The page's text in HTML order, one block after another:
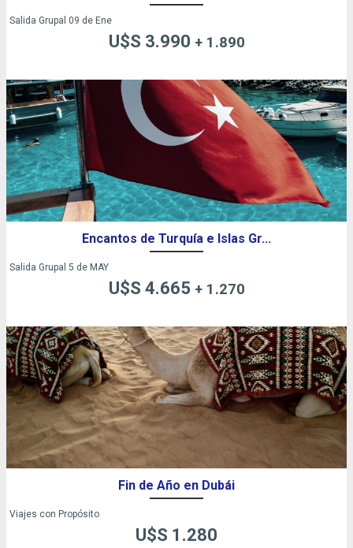
Salida Grupal 09 de Ene
U$S 3.990 + 1.890
Encantos de Turquía e Islas Gr...
Salida Grupal 5 de MAY
U$S 4.665 + 1.270
Fin de Año en Dubái
Viajes con Propósito
U$S 1.280